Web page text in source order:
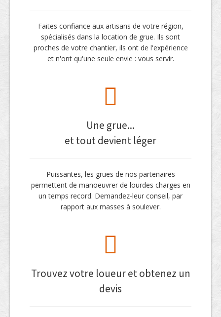
Faites confiance aux artisans de votre région,
spécialisés dans la location de grue. Ils sont
proches de votre chantier, ils ont de l'expérience
et n'ont qu'une seule envie : vous servir.
Une grue...
et tout devient léger
Puissantes, les grues de nos partenaires
permettent de manoeuvrer de lourdes charges en
un temps record. Demandez-leur conseil, par
rapport aux masses à soulever.
Trouvez votre loueur et obtenez un
devis